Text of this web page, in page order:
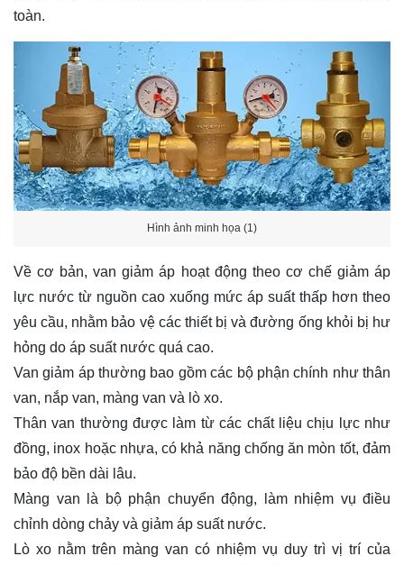
toàn.
Hình ảnh minh họa (1)
Về cơ bản, van giảm áp hoạt động theo cơ chế giảm áp
lực nước từ nguồn cao xuống mức áp suất thấp hơn theo
yêu cầu, nhằm bảo vệ các thiết bị và đường ống khỏi bị hư
hỏng do áp suất nước quá cao.
Van giảm áp thường bao gồm các bộ phận chính như thân
van, nắp van, màng van và lò xo.
Thân van thường được làm từ các chất liệu chịu lực như
đồng, inox hoặc nhựa, có khả năng chống ăn mòn tốt, đảm
bảo độ bền dài lâu.
Màng van là bộ phận chuyển động, làm nhiệm vụ điều
chỉnh dòng chảy và giảm áp suất nước.
Lò xo nằm trên màng van có nhiệm vụ duy trì vị trí của